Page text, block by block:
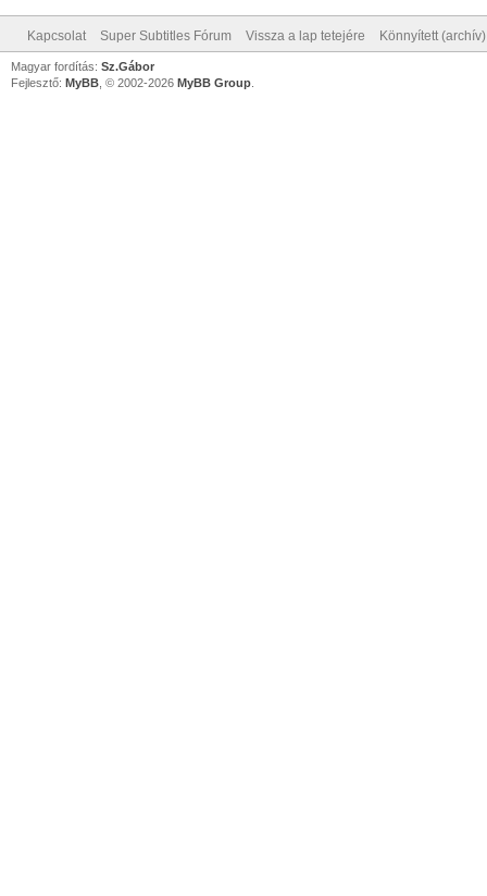
Kapcsolat Super Subtitles Fórum Vissza a lap tetejére Könnyített
Magyar fordítás: Sz.Gábor
Fejlesztő: MyBB , © 2002-2026 MyBB Group